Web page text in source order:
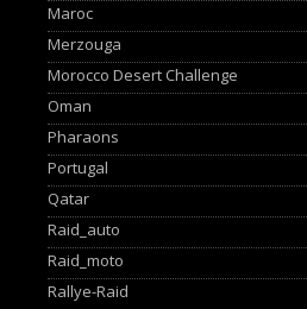
Maroc
Merzouga
Morocco Desert Challenge
Oman
Pharaons
Portugal
Qatar
Raid_auto
Raid_moto
Rallye-Raid